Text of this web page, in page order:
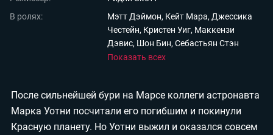
Мои материалы
Моя личная афиша
В ролях:
Мэтт Дэймон, Кейт Мара, Джессика
Честейн, Кристен Уиг, Маккензи
Дэвис, Шон Бин, Себастьян Стэн
Показать всех
После сильнейшей бури на Марсе коллеги астронавта
Марка Уотни посчитали его погибшим и покинули
Красную планету. Но Уотни выжил и оказался совсем